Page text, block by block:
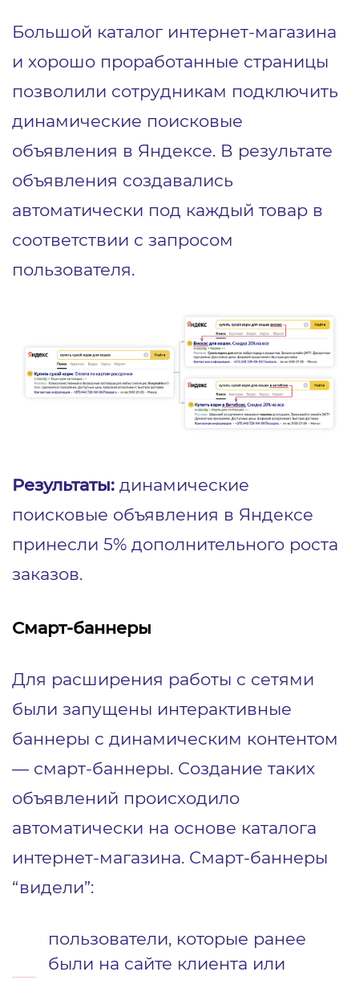
Большой каталог интернет-магазина
и хорошо проработанные страницы
позволили сотрудникам подключить
динамические поисковые
объявления в Яндексе. В результате
объявления создавались
автоматически под каждый товар в
соответствии с запросом
пользователя.
Результаты: динамические
поисковые объявления в Яндексе
принесли 5% дополнительного роста
заказов.
Смарт-баннеры
Для расширения работы с сетями
были запущены интерактивные
баннеры с динамическим контентом
― смарт-баннеры. Создание таких
объявлений происходило
автоматически на основе каталога
интернет-магазина. Смарт-баннеры
“видели”:
пользователи, которые ранее
были на сайте клиента или